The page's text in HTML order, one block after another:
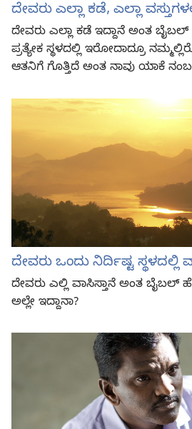
ದೇವರು ಎಲ್ಲಾ ಕಡೆ, ಎಲ್ಲಾ
ದೇವರು ಎಲ್ಲಾ ಕಡೆ ಇದ್ದಾನೆ ಅಂತ ಬೈಬಲ್‌
ಪ್ರತ್ಯೇಕ ಸ್ಥಳದಲ್ಲಿ ಇರೋದಾದ್ರೂ
ಆತನಿಗೆ ಗೊತ್ತಿದೆ ಅಂತ ನಾವು ಯಾಕೆ
ದೇವರು ಒಂದು ನಿರ್ದಿಷ್ಟ ಸ್ಥಳದಲ್ಲಿ
ದೇವರು ಎಲ್ಲಿ ವಾಸಿಸ್ತಾನೆ ಅಂತ ಬೈಬಲ್‌
ಅಲ್ಲೇ ಇದ್ದಾನಾ?